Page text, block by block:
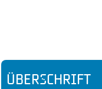
Überschrift